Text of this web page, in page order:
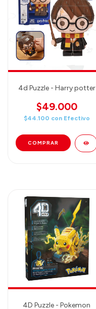
4d Puzzle - Harry potter
$49.000
$44.100 con Efectivo
4D Puzzle - Pokemon